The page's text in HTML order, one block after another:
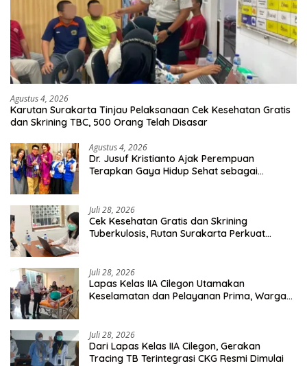
Agustus 4, 2026
Karutan Surakarta Tinjau Pelaksanaan Cek Kesehatan Gratis
dan Skrining TBC, 500 Orang Telah Disasar
Agustus 4, 2026
Dr. Jusuf Kristianto Ajak Perempuan
Terapkan Gaya Hidup Sehat sebagai
Juli 28, 2026
Cek Kesehatan Gratis dan Skrining
Tuberkulosis, Rutan Surakarta Perkuat
Juli 28, 2026
Lapas Kelas IIA Cilegon Utamakan
Keselamatan dan Pelayanan Prima, Warga
Juli 28, 2026
Dari Lapas Kelas IIA Cilegon, Gerakan
Tracing TB Terintegrasi CKG Resmi Dimulai